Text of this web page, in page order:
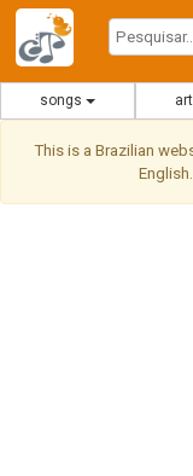
songs
This is a Brazilian